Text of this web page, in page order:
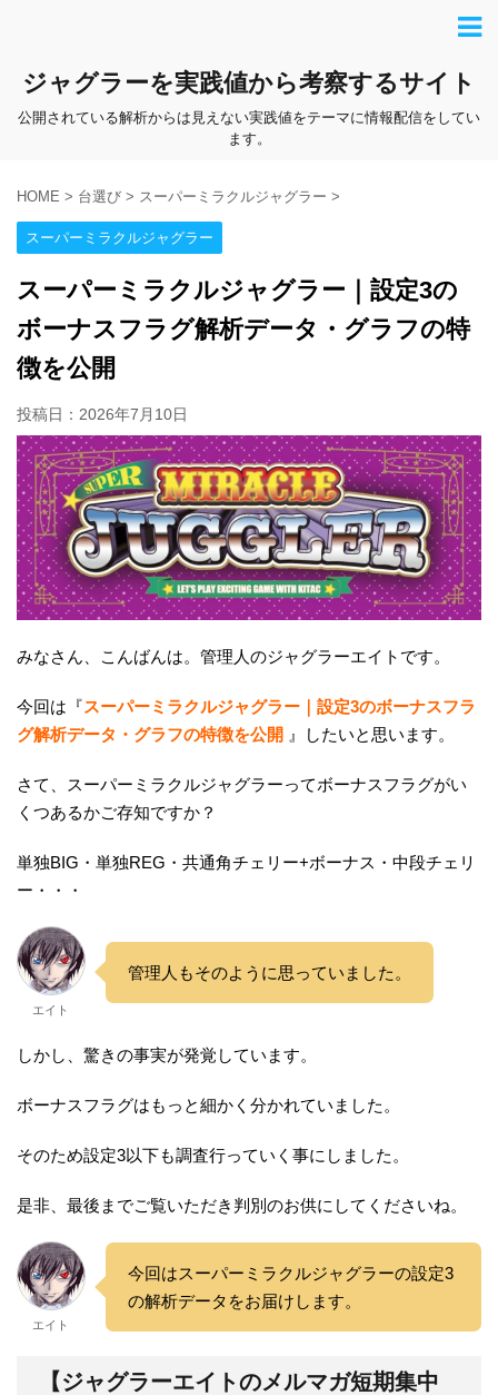
ジャグラーを実践値から考察するサイト
公開されている解析からは見えない実践値をテーマに情報配信をしてい
ます。
HOME > 台選び > スーパーミラクルジャグラー >
スーパーミラクルジャグラー
スーパーミラクルジャグラー｜設定3の
ボーナスフラグ解析データ・グラフの特
徴を公開
投稿日： 2026年7月10日
みなさん、こんばんは。管理人のジャグラーエイトです。
今回は『スーパーミラクルジャグラー｜設定3のボーナスフラ
グ解析データ・グラフの特徴を公開 』したいと思います。
さて、スーパーミラクルジャグラーってボーナスフラグがい
くつあるかご存知ですか？
単独BIG・単独REG・共通角チェリー+ボーナス・中段チェリ
ー・・・
エイト
管理人もそのように思っていました。
しかし、驚きの事実が発覚しています。
ボーナスフラグはもっと細かく分かれていました。
そのため設定3以下も調査行っていく事にしました。
是非、最後までご覧いただき判別のお供にしてくださいね。
エイト
今回はスーパーミラクルジャグラーの設定3
の解析データをお届けします。
【ジャグラーエイトのメルマガ短期集中